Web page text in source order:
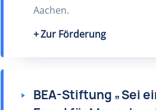
Aachen.
Zur Förderung
BEA-Stiftung „Sei